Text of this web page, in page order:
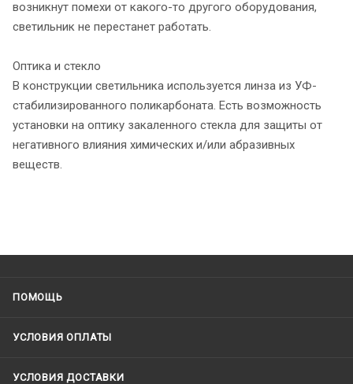
возникнут помехи от какого-то другого оборудования,
светильник не перестанет работать.
Оптика и стекло
В конструкции светильника используется линза из УФ-
стабилизированного поликарбоната. Есть возможность
установки на оптику закаленного стекла для защиты от
негативного влияния химических и/или абразивных
веществ.
ПОМОЩЬ
УСЛОВИЯ ОПЛАТЫ
УСЛОВИЯ ДОСТАВКИ